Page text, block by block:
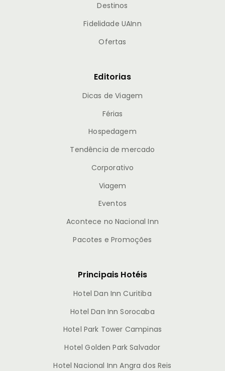
Destinos
Fidelidade UAInn
Ofertas
Editorias
Dicas de Viagem
Férias
Hospedagem
Tendência de mercado
Corporativo
Viagem
Eventos
Acontece no Nacional Inn
Pacotes e Promoções
Principais Hotéis
Hotel Dan Inn Curitiba
Hotel Dan Inn Sorocaba
Hotel Park Tower Campinas
Hotel Golden Park Salvador
Hotel Nacional Inn Angra dos Reis